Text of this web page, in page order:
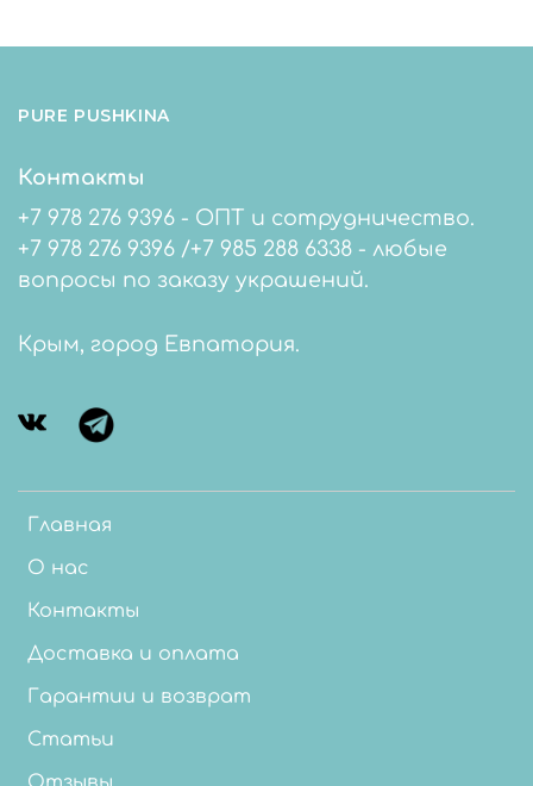
PURE PUSHKINA
Главная
О нас
Контакты
Доставка и оплата
Гарантии и возврат
Статьи
Контакты
+7 978 276 9396 - ОПТ и сотрудничество.
+7 978 276 9396 /+7 985 288 6338 - любые
вопросы по заказу украшений.
Крым, город Евпатория.